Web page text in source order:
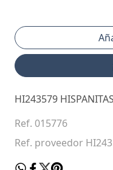
HI243579
Ref. 015776
Ref. proveedor